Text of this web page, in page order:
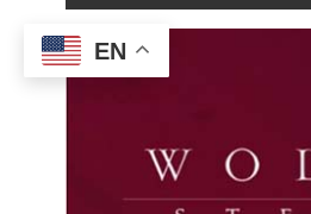
EN